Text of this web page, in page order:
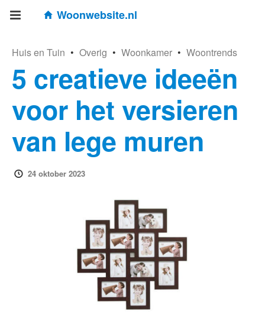
Woonwebsite.nl
Huis en Tuin • Overig • Woonkamer • Woontrends
5 creatieve ideeën
voor het versieren
van lege muren
24 oktober 2023